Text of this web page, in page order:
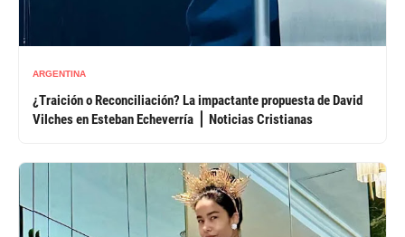
ARGENTINA
¿Traición o Reconciliación? La impactante propuesta de David
Vilches en Esteban Echeverría ⎪ Noticias Cristianas